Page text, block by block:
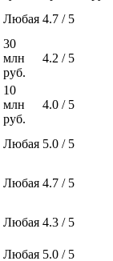
Любая 4.7 / 5
30
млн
руб.
4.2 / 5
10
млн
руб.
4.0 / 5
Любая 5.0 / 5
Любая 4.7 / 5
Любая 4.3 / 5
Любая 5.0 / 5